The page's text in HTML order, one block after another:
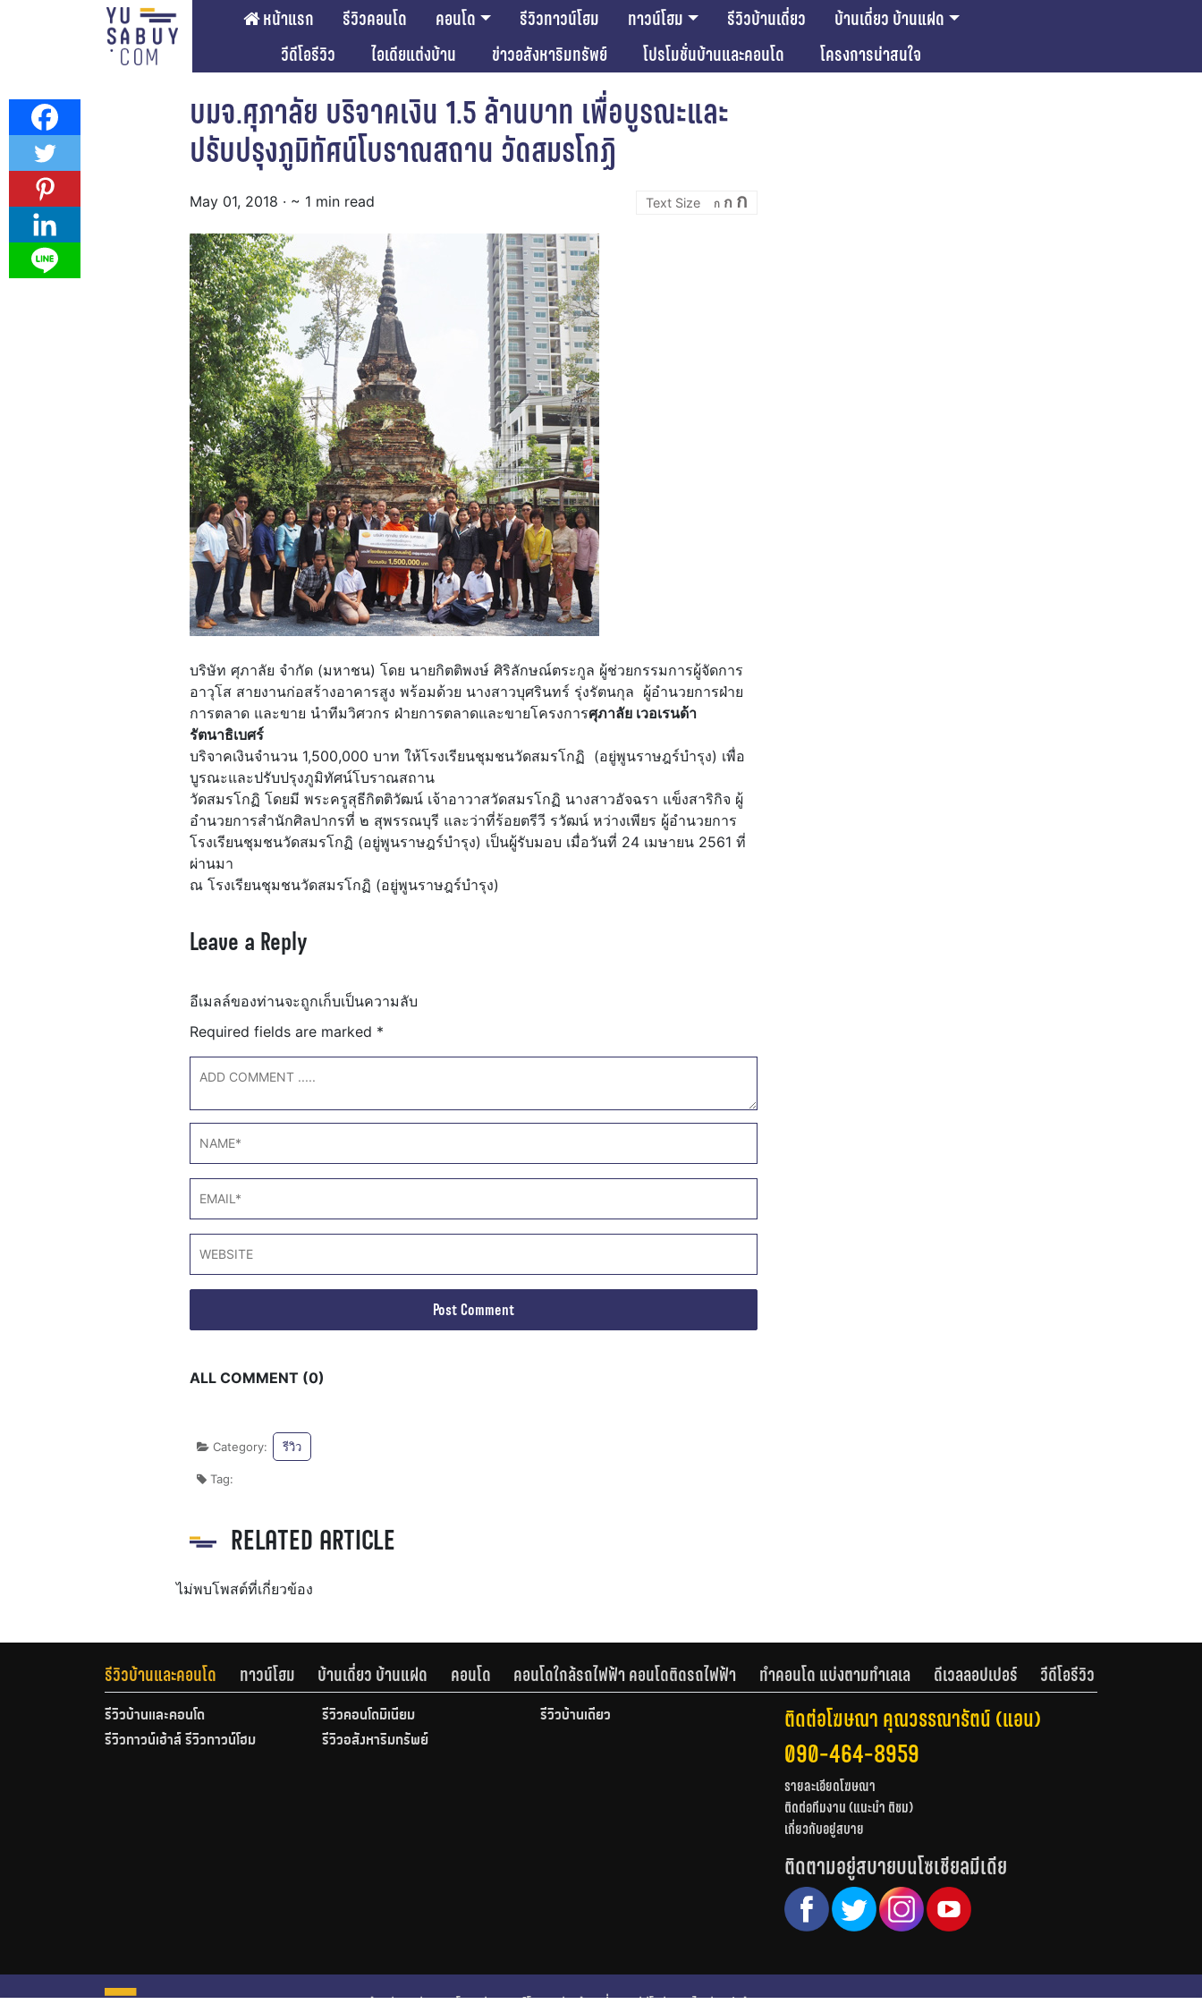
หน้าแรก รีวิวคอนโด คอนโด รีวิวทาวน์โฮม ทาวน์โฮม รีวิวบ้านเดี่ยว
บ้านเดี่ยว บ้านแฝด
วีดีโอรีวิว
ไอเดียแต่งบ้าน ข่าวอสังหาริมทรัพย์ โปรโมชั่นบ้านและคอนโด โครงการน่าสนใจ
บมจ.ศุภาลัย บริจาคเงิน 1.5 ล้านบาท เพื่อบูรณะและ
ปรับปรุงภูมิทัศน์โบราณสถาน วัดสมรโกฏิ
May 01, 2018 · ~ 1 min read ก
Decrease
font
size.
ก Reset
font
ก
บริษัท ศุภาลัย จำกัด (มหาชน) โดย นายกิตติพงษ์ ศิริลักษณ์ตระกูล ผู้ช่วยกรรมการผู้จัดการ
อาวุโส สายงานก่อสร้างอาคารสูง พร้อมด้วย นางสาวบุศรินทร์ รุ่งรัตนกุล ผู้อำนวยการฝ่าย
การตลาด และขาย นำทีมวิศวกร ฝ่ายการตลาดและขายโครงการศุภาลัย เวอเรนด้า
รัตนาธิเบศร์
บริจาคเงินจำนวน 1,500,000 บาท ให้โรงเรียนชุมชนวัดสมรโกฏิ (อยู่พูนราษฎร์บำรุง) เพื่อ
บูรณะและปรับปรุงภูมิทัศน์โบราณสถาน
วัดสมรโกฏิ โดยมี พระครูสุธีกิตติวัฒน์ เจ้าอาวาสวัดสมรโกฏิ นางสาวอัจฉรา แข็งสาริกิจ ผู้
อำนวยการสำนักศิลปากรที่ ๒ สุพรรณบุรี และว่าที่ร้อยตรีวี รวัฒน์ หว่างเพียร ผู้อำนวยการ
โรงเรียนชุมชนวัดสมรโกฏิ (อยู่พูนราษฎร์บำรุง) เป็นผู้รับมอบ เมื่อวันที่ 24 เมษายน 2561 ที่
ผ่านมา
ณ โรงเรียนชุมชนวัดสมรโกฏิ (อยู่พูนราษฎร์บำรุง)
Leave a Reply
อีเมลล์ของท่านจะถูกเก็บเป็นความลับ
Required fields are marked *
ALL COMMENT (0)
Category: รีวิว
Tag:
RELATED ARTICLE
ไม่พบโพสต์ที่เกี่ยวข้อง
รีวิวบ้านและคอนโด ทาวน์โฮม บ้านเดี่ยว บ้านแฝด คอนโด คอนโดใกล้รถไฟฟ้า คอนโดติดรถไฟฟ้า ทำคอนโด แบ่งตามทำเลเล ดีเวลลอปเปอร์ วีดีโอรีวิว
รีวิวบ้านและคอนโด รีวิวคอนโดมิเนียม
รีวิวบ้านเดี่ยว
รีวิวทาวน์เฮ้าส์ รีวิวทาวน์โฮม
รีวิวอสังหาริมทรัพย์
ติดต่อโฆษณา คุณวรรณารัตน์ (แอน)
090-464-8959
รายละเอียดโฆษณา
ติดต่อทีมงาน (แนะนำ ติชม)
เกี่ยวกับอยู่สบาย
ติดตามอยู่สบายบนโซเชียลมีเดีย